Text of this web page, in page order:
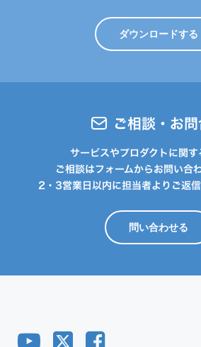
ダウンロードする
ご相談・お
サービスやプロダクトに関す
ご相談はフォームからお問い合
2・3営業日以内に担当者よりご返信
問い合わせる